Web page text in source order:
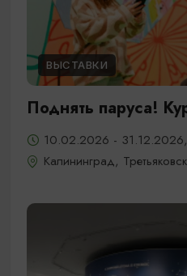
ВЫСТАВКИ
Поднять паруса!
10.02.2026 -
Калининград,